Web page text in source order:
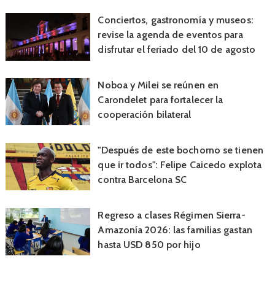
Conciertos, gastronomía y museos:
revise la agenda de eventos para
disfrutar el feriado del 10 de agosto
Noboa y Milei se reúnen en
Carondelet para fortalecer la
cooperación bilateral
"Después de este bochorno se tienen
que ir todos": Felipe Caicedo explota
contra Barcelona SC
Regreso a clases Régimen Sierra-
Amazonía 2026: las familias gastan
hasta USD 850 por hijo